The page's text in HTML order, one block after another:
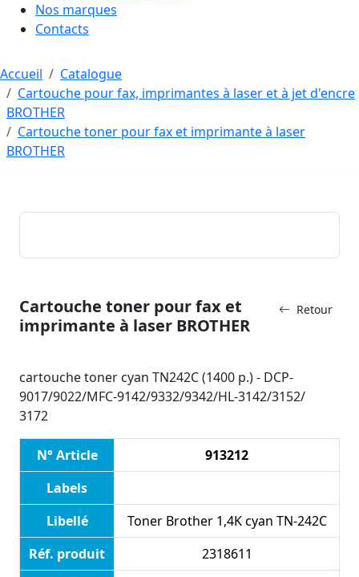
Nos marques
Contacts
Accueil
Catalogue
Cartouche pour fax, imprimantes à laser et à jet d'encre
BROTHER
Cartouche toner pour fax et imprimante à laser
BROTHER
Retour
Cartouche toner pour fax et
imprimante à laser BROTHER
cartouche toner cyan TN242C (1400 p.) - DCP-
9017/9022/MFC-9142/9332/9342/HL-3142/3152/
3172
N° Article
913212
Labels
Libellé
Toner Brother 1,4K cyan TN-242C
Réf. produit
2318611